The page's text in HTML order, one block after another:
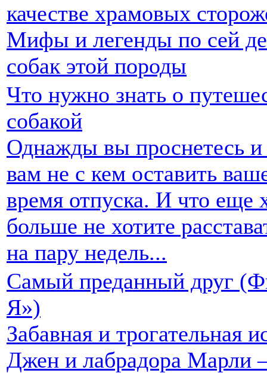
качестве храмовых
Мифы и легенды по сей
собак этой породы
Что нужно знать о
собакой
Однажды вы проснетесь и
вам не с кем оставить
время отпуска. И что еще
больше не хотите
на пару недель...
Самый преданный друг
Я»)
Забавная и трогательная
Джен и лабрадора Марли